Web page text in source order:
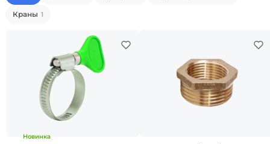
Краны 1
Новинка